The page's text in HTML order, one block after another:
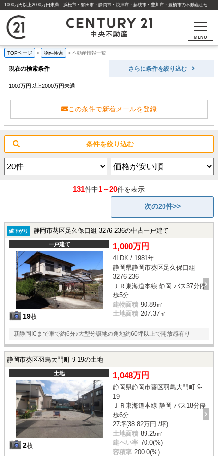
1000万円以上2000万円未満｜浜松市・磐田市・静岡市・焼津市・藤枝市・豊川市・豊橋市の不動産はセンチュリー21中央不動産
MENU
TOPページ > 物件検索 > 不動産情報一覧
現在の検索条件 さらに条件を絞り込む
1000万円以上2000万円未満
この条件で新着メールを登録
条件を絞り込む
131件中1～20件を表示
次の20件>>
値下がり 静岡市葵区足久保口組 3276-236の中古一戸建て
一戸建て
19枚
1,000万円
4LDK / 1981年
静岡県静岡市葵区足久保口組
3276-236
ＪＲ東海道本線 静岡 バス37分停
歩5分
建物面積 90.89㎡
土地面積 207.37㎡
新静岡ICまで車で約6分♪大型分譲地の角地約60坪以上で開放感有り
静岡市葵区羽鳥大門町 9-19の土地
土地
2枚
1,048万円
静岡県静岡市葵区羽鳥大門町 9-
19
ＪＲ東海道本線 静岡 バス18分停
歩6分
27坪(38.82万円 /坪)
土地面積 89.25㎡
建ぺい率 70.0(%)
容積率 200.0(%)